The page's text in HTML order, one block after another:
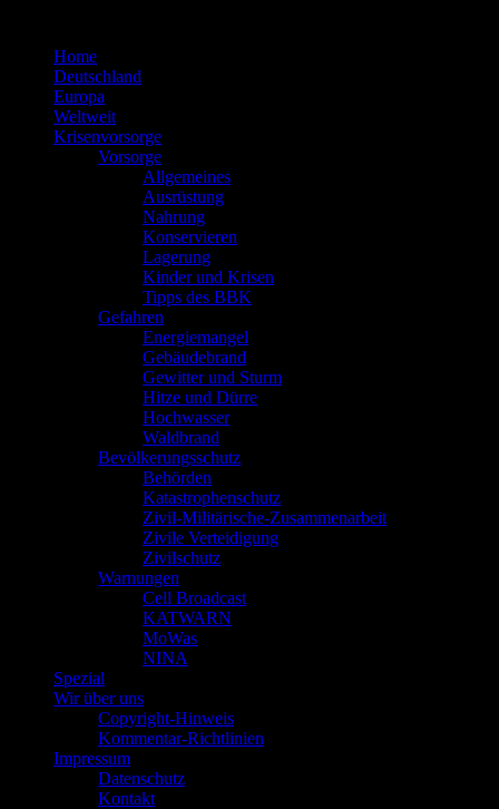
springenHome
Deutschland
Europa
Weltweit
Krisenvorsorge
Vorsorge
Allgemeines
Ausrüstung
Nahrung
Konservieren
Lagerung
Kinder und Krisen
Tipps des BBK
Gefahren
Energiemangel
Gebäudebrand
Gewitter und Sturm
Hitze und Dürre
Hochwasser
Waldbrand
Bevölkerungsschutz
Behörden
Katastrophenschutz
Zivil-Militärische-Zusammenarbeit
Zivile Verteidigung
Zivilschutz
Warnungen
Cell Broadcast
KATWARN
MoWas
NINA
Spezial
Wir über uns
Copyright-Hinweis
Kommentar-Richtlinien
Impressum
Datenschutz
Kontakt